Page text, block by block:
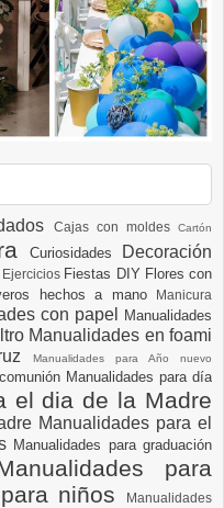
Cajas con moldesCartón
Curiosidades Decoración
Ejercicios Fiestas DIY Flores con
hechos a mano Manicura
con papel
Manualidades
Manualidades en foami
Manualidades para Año nuevo
Manualidades para día
el dia de la Madre
Manualidades para el
Manualidades para graduación
para
niños
Manualidades